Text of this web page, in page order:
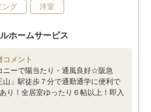
ング 洋室
ホームサービス
コメント
ニーで陽当たり・通風良好☆阪急
山」駅徒歩７分で通勤通学に便利で
り！全居室ゆったり６帖以上！即入